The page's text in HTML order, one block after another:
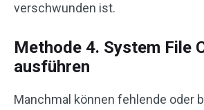
verschwunden ist.
Methode 4. System File
ausführen
Manchmal können fehlende oder